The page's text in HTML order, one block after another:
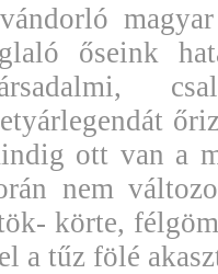
őseink
ott van a
nem
körte,
a tűz fölé